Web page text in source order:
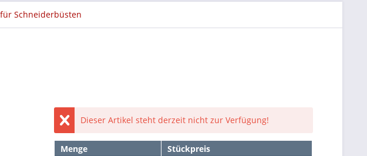
Schneiderbüsten
Dieser Artikel steht derzeit nicht zur Verfügung!
Menge
Stückpreis